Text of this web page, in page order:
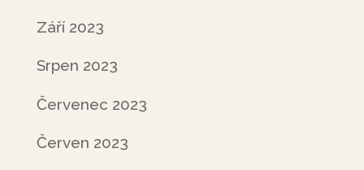
Září 2023
Srpen 2023
Červenec 2023
Červen 2023